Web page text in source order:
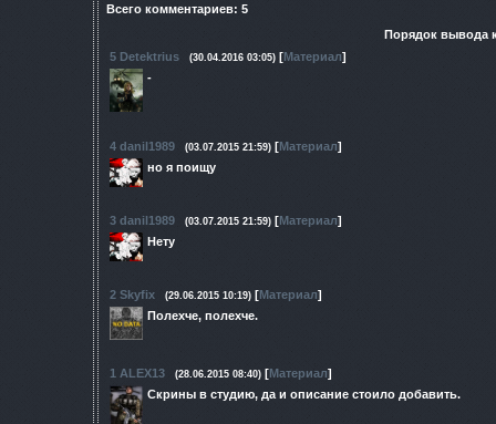
Всего комментариев: 5
Порядок вывода
5 Detektrius (30.04.2016 03:05) [Материал]
-
4 danil1989 (03.07.2015 21:59) [Материал]
но я поищу
3 danil1989 (03.07.2015 21:59) [Материал]
Нету
2 Skyfix (29.06.2015 10:19) [Материал]
Полехче, полехче.
1 ALEX13 (28.06.2015 08:40) [Материал]
Скрины в студию, да и описание стоило добавить.